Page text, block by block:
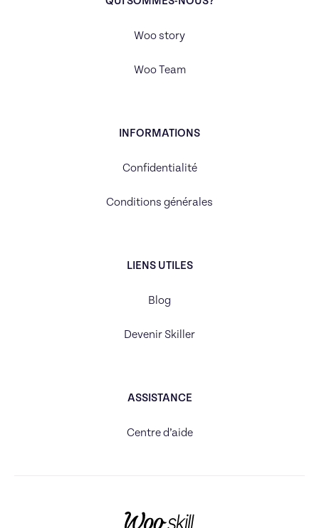
Woo story
Woo Team
INFORMATIONS
Confidentialité
Conditions générales
LIENS UTILES
Blog
Devenir Skiller
ASSISTANCE
Centre d’aide